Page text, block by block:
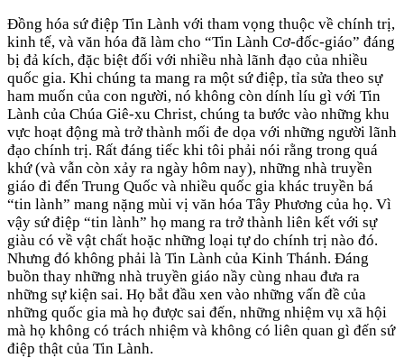
Đồng hóa sứ điệp Tin Lành với tham vọng thuộc về chính trị,
kinh tế, và văn hóa đã làm cho “Tin Lành Cơ-đốc-giáo” đáng
bị đả kích, đặc biệt đối với nhiều nhà lãnh đạo của nhiều
quốc gia. Khi chúng ta mang ra một sứ điệp, tỉa sửa theo sự
ham muốn của con người, nó không còn dính líu gì với Tin
Lành của Chúa Giê-xu Christ, chúng ta bước vào những khu
vực hoạt động mà trở thành mối đe dọa với những người lãnh
đạo chính trị. Rất đáng tiếc khi tôi phải nói rằng trong quá
khứ (và vẫn còn xảy ra ngày hôm nay), những nhà truyền
giáo đi đến Trung Quốc và nhiều quốc gia khác truyền bá
“tin lành” mang nặng mùi vị văn hóa Tây Phương của họ. Vì
vậy sứ điệp “tin lành” họ mang ra trở thành liên kết với sự
giàu có về vật chất hoặc những loại tự do chính trị nào đó.
Nhưng đó không phải là Tin Lành của Kinh Thánh. Đáng
buồn thay những nhà truyền giáo nầy cùng nhau đưa ra
những sự kiện sai. Họ bắt đầu xen vào những vấn đề của
những quốc gia mà họ được sai đến, những nhiệm vụ xã hội
mà họ không có trách nhiệm và không có liên quan gì đến sứ
điệp thật của Tin Lành.